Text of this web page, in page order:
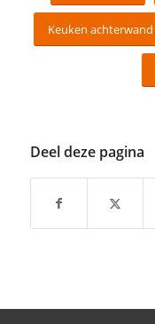
Keuken achterwand
Deel deze pagina